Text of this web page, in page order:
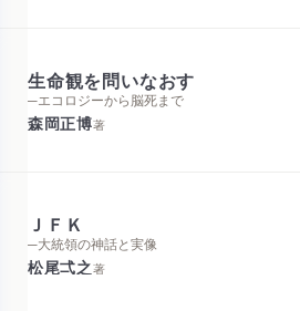
生命観を問いなおす
─エコロジーから脳死まで
森岡正博著
ＪＦＫ
─大統領の神話と実像
松尾弌之著